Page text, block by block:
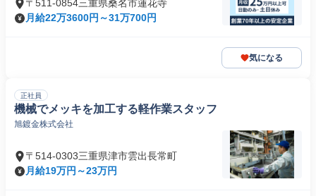
〒511-0854三重県桑名市蓮花寺
月給22万3600円～31万700円
気になる
正社員
機械でメッキを加工する軽作業スタッフ
旭鍍金株式会社
〒514-0303三重県津市雲出長常町
月給19万円～23万円